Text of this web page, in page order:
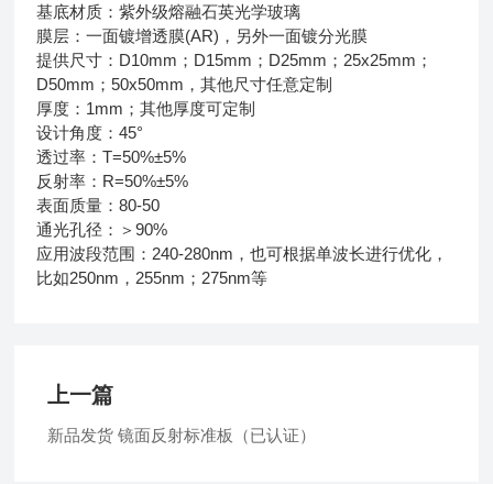
基底材质：紫外级熔融石英光学玻璃
膜层：一面镀增透膜(AR)，另外一面镀分光膜
提供尺寸：D10mm；D15mm；D25mm；25x25mm；
D50mm；50x50mm，其他尺寸任意定制
厚度：1mm；其他厚度可定制
设计角度：45°
透过率：T=50%±5%
反射率：R=50%±5%
表面质量：80-50
通光孔径：＞90%
应用波段范围：240-280nm，也可根据单波长进行优化，
比如250nm，255nm；275nm等
上一篇
新品发货 镜面反射标准板（已认证）